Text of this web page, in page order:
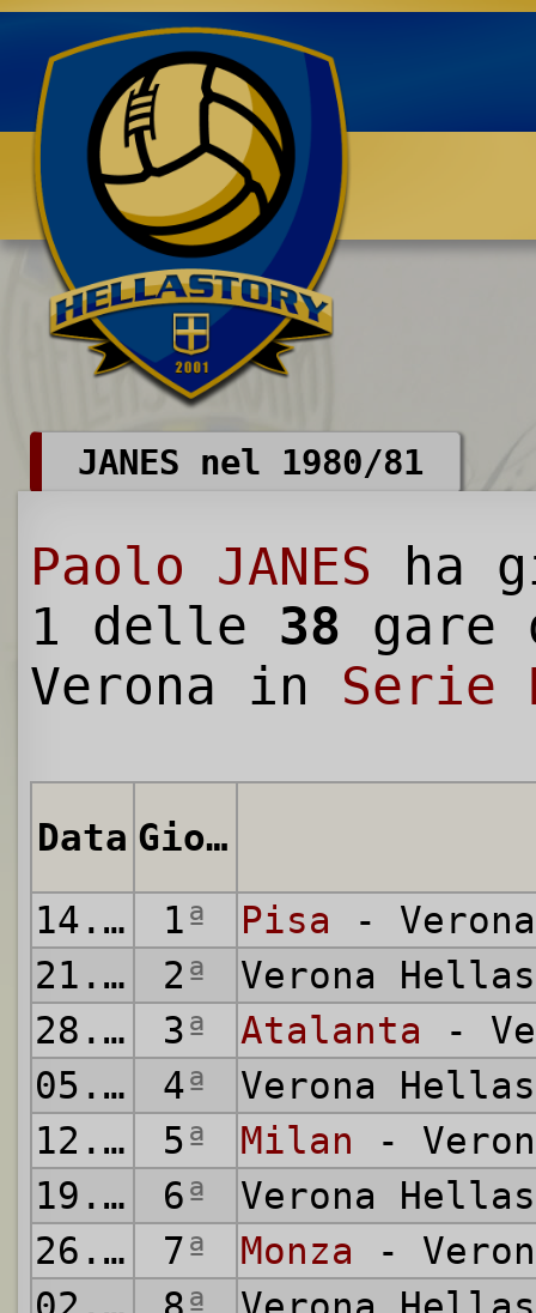
Benvenuti su HELLASTORY.net
JANES nel 1980/81
Paolo JANES ha
1 delle 38 gare
Verona in Serie
Data
Giornata
14.09.1980
1ª Pisa -
21.09.1980
2ª
Verona
28.09.1980
3ª Atalanta -
05.10.1980
4ª
Verona
12.10.1980
5ª Milan -
19.10.1980
6ª
Verona
26.10.1980
7ª Monza -